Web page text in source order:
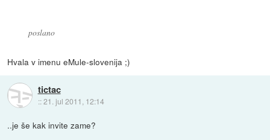
poslano
Hvala v imenu eMule-slovenija ;)
tictac
::21. jul 2011, 12:14
..je še kak invite zame?